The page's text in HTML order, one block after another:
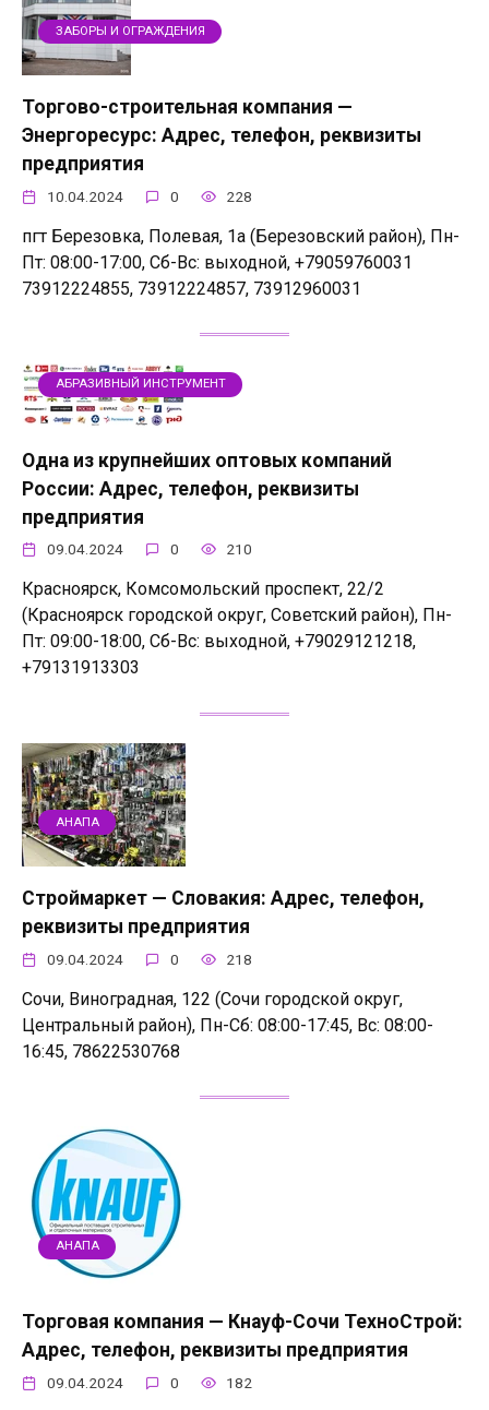
ЗАБОРЫ И ОГРАЖДЕНИЯ
Торгово-строительная компания —
Энергоресурс: Адрес, телефон, реквизиты
предприятия
10.04.2024 0 228
пгт Березовка, Полевая, 1а (Березовский район), Пн-
Пт: 08:00-17:00, Сб-Вс: выходной, +79059760031
73912224855, 73912224857, 73912960031
АБРАЗИВНЫЙ ИНСТРУМЕНТ
Одна из крупнейших оптовых компаний
России: Адрес, телефон, реквизиты
предприятия
09.04.2024 0 210
Красноярск, Комсомольский проспект, 22/2
(Красноярск городской округ, Советский район), Пн-
Пт: 09:00-18:00, Сб-Вс: выходной, +79029121218,
+79131913303
АНАПА
Строймаркет — Словакия: Адрес, телефон,
реквизиты предприятия
09.04.2024 0 218
Сочи, Виноградная, 122 (Сочи городской округ,
Центральный район), Пн-Сб: 08:00-17:45, Вс: 08:00-
16:45, 78622530768
АНАПА
Торговая компания — Кнауф-Сочи ТехноСтрой:
Адрес, телефон, реквизиты предприятия
09.04.2024 0 182